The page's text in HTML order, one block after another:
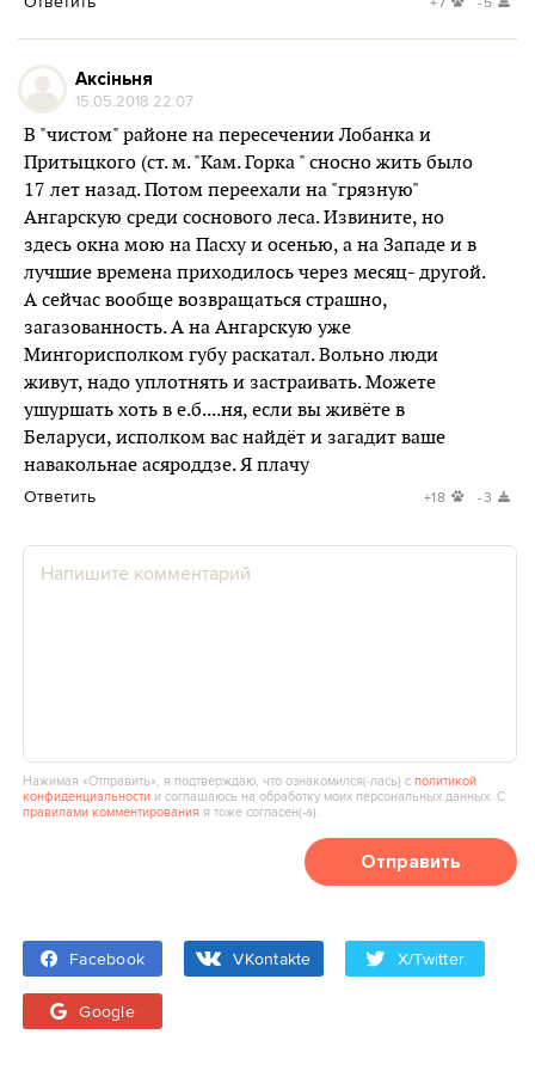
Аксіньня
15.05.2018 22:07
В "чистом" районе на пересечении Лобанка и
Притыцкого (ст. м. "Кам. Горка " сносно жить было
17 лет назад. Потом переехали на "грязную"
Ангарскую среди соснового леса. Извините, но
здесь окна мою на Пасху и осенью, а на Западе и в
лучшие времена приходилось через месяц- другой.
А сейчас вообще возвращаться страшно,
загазованность. А на Ангарскую уже
Мингорисполком губу раскатал. Вольно люди
живут, надо уплотнять и застраивать. Можете
ушуршать хоть в е.б....ня, если вы живёте в
Беларуси, исполком вас найдёт и загадит ваше
навакольнае асяроддзе. Я плачу
Ответить +18 -3
Нажимая «Отправить», я подтверждаю, что ознакомился(‑лась) сполитикой
конфиденциальности и соглашаюсь на обработку моих персональных данных. С
правилами комментирования я тоже согласен(‑а).
Отправить
Facebook VKontakte X/Twitter
Google